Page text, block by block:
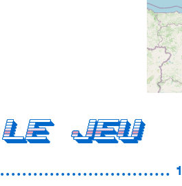
Le Jeu